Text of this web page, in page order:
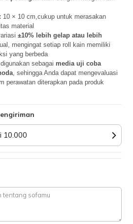
10 × 10 cm,cukup untuk merasakan
material
±10% lebih gelap atau lebih
mengingat setiap roll kain memiliki
yang berbeda
sebagai media uji coba
, sehingga Anda dapat mengevaluasi
perawatan diterapkan pada produk
10.000